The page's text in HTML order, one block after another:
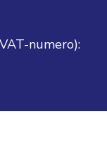
numero):